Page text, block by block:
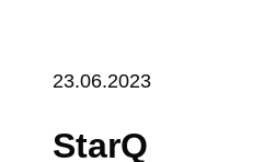
23.06.2023
StarQ